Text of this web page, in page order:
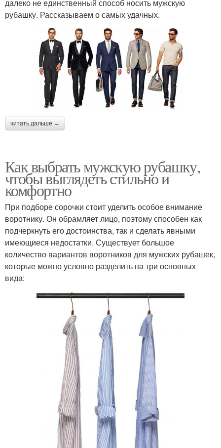
далеко не единственный способ носить мужскую
рубашку. Рассказываем о самых удачных.
читать дальше →
Как выбрать мужскую рубашку,
чтобы выглядеть стильно и
комфортно
При подборе сорочки стоит уделить особое внимание
воротнику. Он обрамляет лицо, поэтому способен как
подчеркнуть его достоинства, так и сделать явными
имеющиеся недостатки. Существует большое
количество вариантов воротников для мужских рубашек,
которые можно условно разделить на три основных
вида: